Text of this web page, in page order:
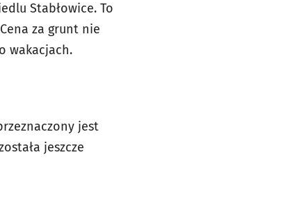
Stabłowice. To
za grunt nie
wakacjach.
jest
jeszcze